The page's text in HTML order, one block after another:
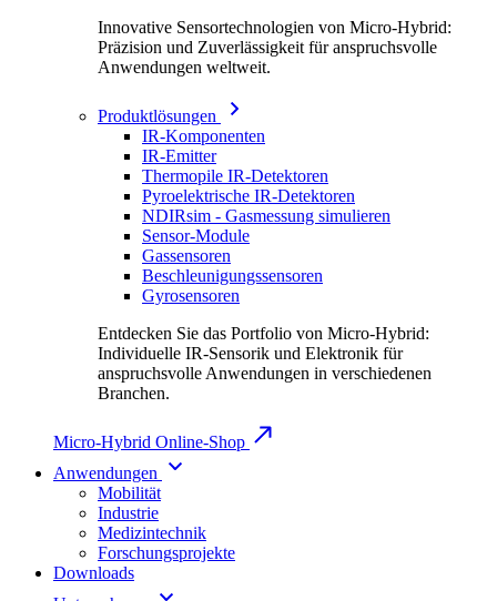
Innovative Sensortechnologien von Micro-Hybrid:
Präzision und Zuverlässigkeit für anspruchsvolle
Anwendungen weltweit.
Produktlösungen
IR-Komponenten
IR-Emitter
Thermopile IR-Detektoren
Pyroelektrische IR-Detektoren
NDIRsim - Gasmessung simulieren
Sensor-Module
Gassensoren
Beschleunigungssensoren
Gyrosensoren
Entdecken Sie das Portfolio von Micro-Hybrid:
Individuelle IR-Sensorik und Elektronik für
anspruchsvolle Anwendungen in verschiedenen
Branchen.
Micro-Hybrid Online-Shop
Anwendungen
Mobilität
Industrie
Medizintechnik
Forschungsprojekte
Downloads